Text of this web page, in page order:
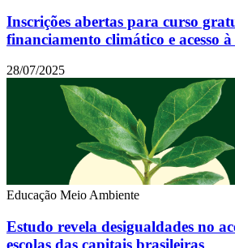
Inscrições abertas para curso
financiamento climático e acesso
28/07/2025
Educação Meio Ambiente
Estudo revela desigualdades no
escolas das capitais brasileiras